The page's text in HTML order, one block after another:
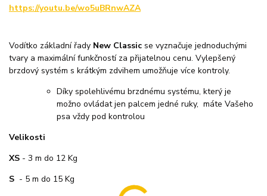
https://youtu.be/wo5uBRnwAZA
Vodítko základní řady New Classic se vyznačuje jednoduchými
tvary a maximální funkčností za přijatelnou cenu. Vylepšený
brzdový systém s krátkým zdvihem umožňuje více kontroly.
Díky spolehlivému brzdnému systému, který je
možno ovládat jen palcem jedné ruky, máte Vašeho
psa vždy pod kontrolou
Velikosti
XS - 3 m do 12 Kg
S - 5 m do 15 Kg